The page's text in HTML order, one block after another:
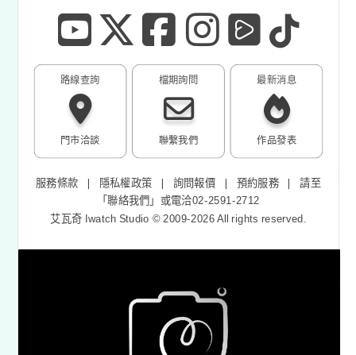
路線查詢
門市洽談
最新消息
作品發表
檔期詢問
聯繫我們
服務條款 ❘ 隱私權政策 ❘詢問報價 ❘預約服務 ❘請至
「聯絡我們 」或電洽02-2591-2712
艾瓦奇 Iwatch Studio © 2009-2026 All rights reserved.